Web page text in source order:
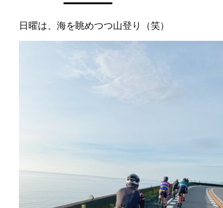
日曜は、海を眺めつつ山登り（笑）